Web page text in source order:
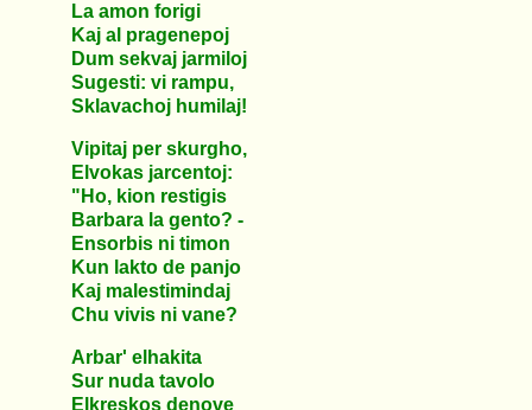
La amon forigi
Kaj al pragenepoj
Dum sekvaj jarmiloj
Sugesti: vi rampu,
Sklavachoj humilaj!
Vipitaj per skurgho,
Elvokas jarcentoj:
"Ho, kion restigis
Barbara la gento? -
Ensorbis ni timon
Kun lakto de panjo
Kaj malestimindaj
Chu vivis ni vane?
Arbar' elhakita
Sur nuda tavolo
Elkreskos denove